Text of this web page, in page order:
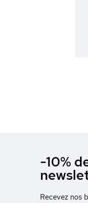
-10%
Recevez nos